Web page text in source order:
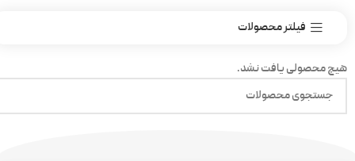
فیلتر محصولات
هیچ محصولی یافت نشد.